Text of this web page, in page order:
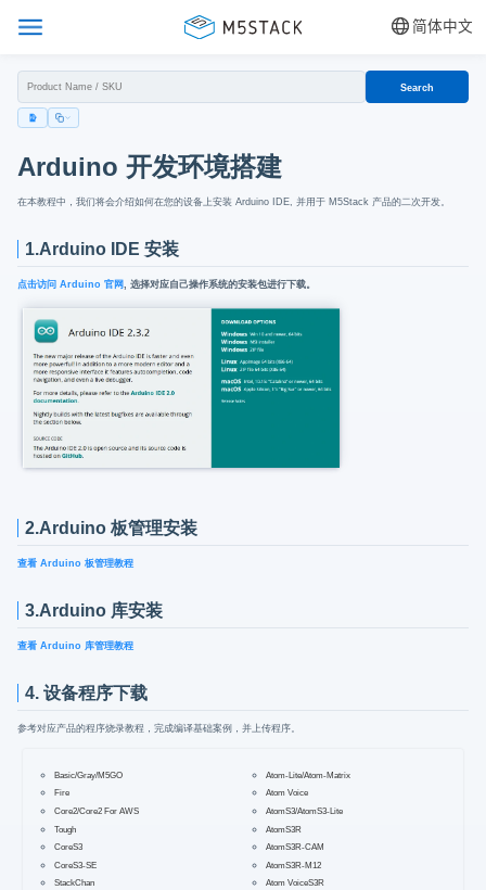
简体中文
Search
Arduino 开发环境搭建
在本教程中，我们将会介绍如何在您的设备上安装 Arduino IDE, 并用于 M5Stack 产品的二次开发。
1.Arduino IDE 安装
点击访问 Arduino 官网, 选择对应自己操作系统的安装包进行下载。
2.Arduino 板管理安装
查看 Arduino 板管理教程
3.Arduino 库安装
查看 Arduino 库管理教程
4. 设备程序下载
参考对应产品的程序烧录教程，完成编译基础案例，并上传程序。
Basic/Gray/M5GO
Fire
Core2/Core2 For AWS
Tough
CoreS3
CoreS3-SE
StackChan
Atom-Lite/Atom-Matrix
Atom Voice
AtomS3/AtomS3-Lite
AtomS3R
AtomS3R-CAM
AtomS3R-M12
Atom VoiceS3R